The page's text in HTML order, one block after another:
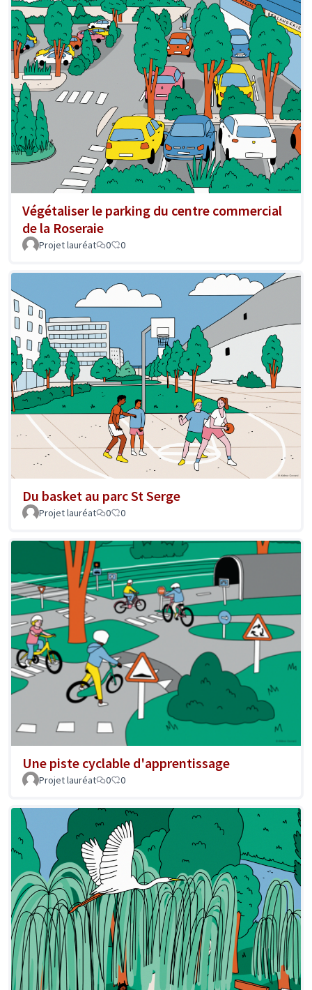
Végétaliser le parking du centre commercial
de la Roseraie
Projet lauréat 0 0
Du basket au parc St Serge
Projet lauréat 0 0
Une piste cyclable d'apprentissage
Projet lauréat 0 0